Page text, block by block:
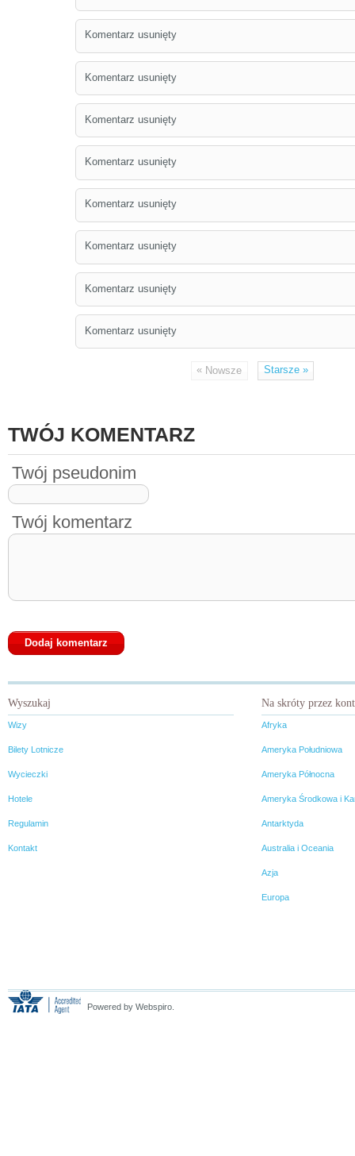
Komentarz usunięty
Komentarz usunięty
Komentarz usunięty
Komentarz usunięty
Komentarz usunięty
Komentarz usunięty
Komentarz usunięty
Komentarz usunięty
« Nowsze Starsze»
TWÓJ KOMENTARZ
Twój pseudonim
Twój komentarz
Wyszukaj
Wizy
Bilety Lotnicze
Wycieczki
Hotele
Regulamin
Kontakt
Na skróty przez
Afryka
Ameryka Południowa
Ameryka Północna
Ameryka Środkowa i
Antarktyda
Australia i Oceania
Azja
Europa
Powered by Webspiro.